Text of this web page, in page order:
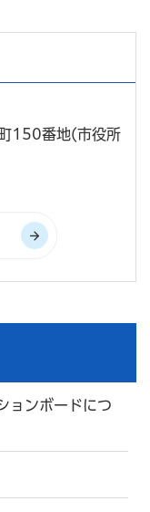
150番地(市役所
ョンボードにつ